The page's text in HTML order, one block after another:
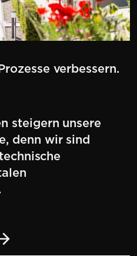
verbessern.
steigern unsere
denn wir sind